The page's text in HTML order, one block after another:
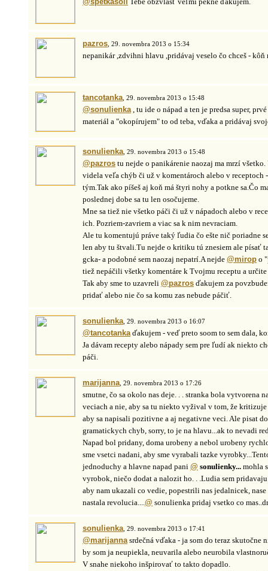
pazros , 29. novembra 2013 o 15:34
nepanikár ,zdvihni hlavu ,pridávaj veselo čo chceš - kôň
tancotanka , 29. novembra 2013 o 15:48
@sonulienka, tu ide o nápad a ten je predsa super,
materiál a "okopírujem" to od teba, vďaka a pridávaj
sonulienka , 29. novembra 2013 o 15:48
@pazros tu nejde o panikárenie naozaj ma mrzí všetko.
videla veľa chýb či už v komentároch alebo v receptoch
tým.Tak ako píšeš aj koň má štyri nohy a potkne sa.Čo
poslednej dobe sa tu len osočujeme.
Mne sa tiež nie všetko páči či už v nápadoch alebo v
ich. Pozriem-zavriem a viac sa k nim nevraciam.
Ale tu komentujú práve taký ľudia čo ešte nič poriadne
len aby tu štvali.Tu nejde o kritiku tú znesiem ale písať
gcka- a podobné sem naozaj nepatrí.A nejde @mirop o
tiež nepáčili všetky komentáre k Tvojmu receptu a
Tak aby sme to uzavreli @pazros ďakujem za
pridať alebo nie čo sa komu zas nebude páčiť.
sonulienka , 29. novembra 2013 o 16:07
@tancotankaďakujem - veď preto soom to sem dala,
Ja dávam recepty alebo nápady sem pre ľudí ak niekto
páči.
marijanna , 29. novembra 2013 o 17:26
smutne, čo sa okolo nas deje. . . stranka bola vytvorena
veciach a nie, aby sa tu niekto vyžival v tom, že
aby sa napisali pozitivne a aj negativne veci. Ale pisat
gramatickych chyb, sorry, to je na hlavu...ak to nevadi
Napad bol pridany, doma urobeny a nebol urobeny
sme vsetci nadani, aby sme vyrabali tazke
jednoduchy a hlavne napad pani @ sonulienky... mohla
vyrobok, niečo dodat a nalozit ho. . .Ludia sem
aby nam ukazali co vedie, popestrili nas jedalnicek,
nastala revolucia....@ sonulienka pridaj vsetko co
sonulienka , 29. novembra 2013 o 17:41
@marijannasrdečná vďaka - ja som do teraz skutočne
by som ja neupiekla, neuvarila alebo neurobila
V snahe niekoho inšpirovať to takto dopadlo.